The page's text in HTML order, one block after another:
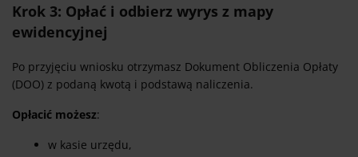
Krok 3: Opłać i odbierz wyrys z mapy
ewidencyjnej
Po przyjęciu wniosku otrzymasz Dokument Obliczenia Opłaty
(DOO) z podaną kwotą i podstawą naliczenia.
Opłacić możesz:
w kasie urzędu,